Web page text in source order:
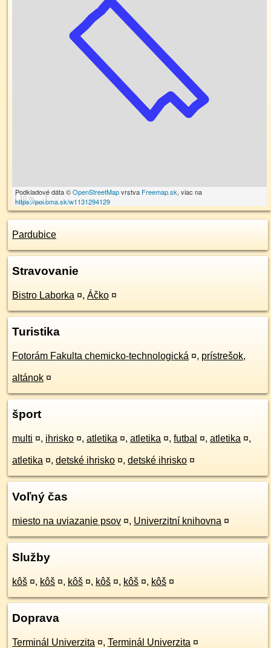
10 m
Podkladové dáta ©OpenStreetMapvrstva Freemap.sk, viac na
https://poi.oma.sk/w1131294129
Pardubice
Stravovanie
Bistro Laborka ¤, Áčko ¤
Turistika
Fotorám Fakulta chemicko-technologická ¤, prístrešok,
altánok ¤
šport
multi ¤, ihrisko ¤, atletika ¤, atletika ¤, futbal ¤, atletika ¤,
atletika ¤, detské ihrisko ¤, detské ihrisko ¤
Voľný čas
miesto na uviazanie psov ¤, Univerzitní knihovna ¤
Služby
kôš ¤, kôš ¤, kôš ¤, kôš ¤, kôš ¤, kôš ¤
Doprava
Terminál Univerzita ¤, Terminál Univerzita ¤